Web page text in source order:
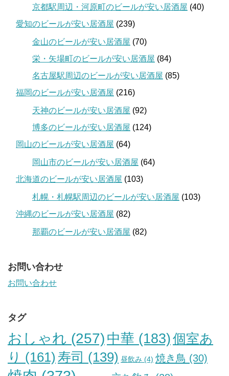
京都駅周辺・河原町のビールが安い居酒屋 (40)
愛知のビールが安い居酒屋 (239)
金山のビールが安い居酒屋 (70)
栄・矢場町のビールが安い居酒屋 (84)
名古屋駅周辺のビールが安い居酒屋 (85)
福岡のビールが安い居酒屋 (216)
天神のビールが安い居酒屋 (92)
博多のビールが安い居酒屋 (124)
岡山のビールが安い居酒屋 (64)
岡山市のビールが安い居酒屋 (64)
北海道のビールが安い居酒屋 (103)
札幌・札幌駅周辺のビールが安い居酒屋 (103)
沖縄のビールが安い居酒屋 (82)
那覇のビールが安い居酒屋 (82)
お問い合わせ
お問い合わせ
タグ
おしゃれ (257) 中華 (183)個室あ
り (161) 寿司 (139) 昼飲み (4) 焼き鳥 (30)